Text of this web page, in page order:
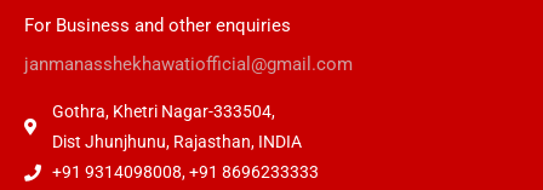
For Business and other enquiries
janmanasshekhawatiofficial@gmail.com
Gothra, Khetri Nagar-333504,
Dist Jhunjhunu, Rajasthan, INDIA
+91 9314098008, +91 8696233333